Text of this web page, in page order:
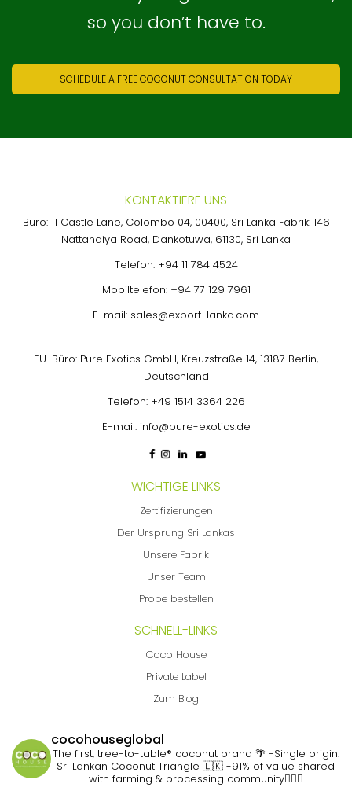
so you don’t have to.
SCHEDULE A FREE COCONUT CONSULTATION TODAY
KONTAKTIERE UNS
Büro: 11 Castle Lane, Colombo 04, 00400, Sri Lanka Fabrik: 146
Nattandiya Road, Dankotuwa, 61130, Sri Lanka
Telefon: +94 11 784 4524
Mobiltelefon: +94 77 129 7961
E-mail: sales@export-lanka.com
EU-Büro: Pure Exotics GmbH, Kreuzstraße 14, 13187 Berlin,
Deutschland
Telefon: +49 1514 3364 226
E-mail: info@pure-exotics.de
WICHTIGE LINKS
Zertifizierungen
Der Ursprung Sri Lankas
Unsere Fabrik
Unser Team
Probe bestellen
SCHNELL-LINKS
Coco House
Private Label
Zum Blog
cocohouseglobal
The first, tree-to-table® coconut brand 🌴 -Single origin:
Sri Lankan Coconut Triangle 🇱🇰 -91% of value shared
with farming & processing community👷🏽‍♀️